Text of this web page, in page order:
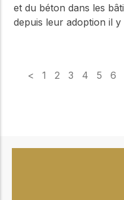
et du béton dans les
depuis leur adoption il
< 1 2 3 4 5 6